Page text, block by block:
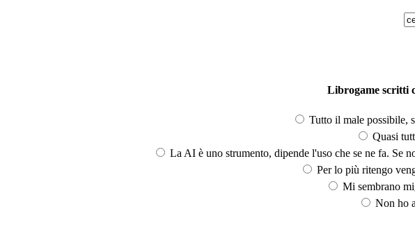
Librogame scritti
Tutto il male possibile,
Quasi
La AI è uno strumento, dipende l'uso che se ne fa. Se
Per lo più ritengo
Mi sembrano
Non ho